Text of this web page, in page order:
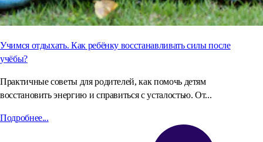
Учимся отдыхать. Как ребёнку восстанавливать силы после
учёбы?
Практичные советы для родителей, как помочь детям
восстановить энергию и справиться с усталостью. От...
Подробнее...